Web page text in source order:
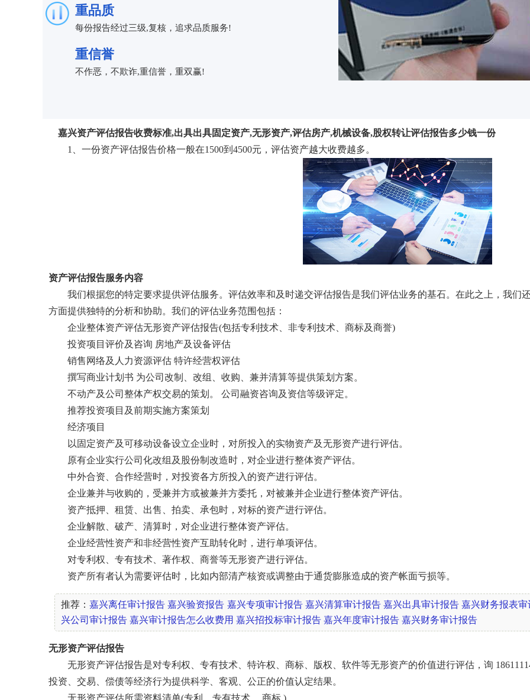
重品质
每份报告经过三级,复核，追求品质服务!
重信誉
不作恶，不欺诈,重信誉，重双赢!
嘉兴资产评估报告收费标准,出具出具固定资产,无形资产,评估房产,机械设备,股权转让评估报告多少钱一份
1、一份资产评估报告价格一般在1500到4500元，评估资产越大收费越多。
资产评估报告服务内容
我们根据您的特定要求提供评估服务。评估效率和及时递交评估报告是我们评估业务的基石。在此之上，我们
方面提供独特的分析和协助。我们的评估业务范围包括：
企业整体资产评估无形资产评估报告(包括专利技术、非专利技术、商标及商誉)
投资项目评价及咨询 房地产及设备评估
销售网络及人力资源评估 特许经营权评估
撰写商业计划书 为公司改制、改组、收购、兼并清算等提供策划方案。
不动产及公司整体产权交易的策划。 公司融资咨询及资信等级评定。
推荐投资项目及前期实施方案策划
经济项目
以固定资产及可移动设备设立企业时，对所投入的实物资产及无形资产进行评估。
原有企业实行公司化改组及股份制改造时，对企业进行整体资产评估。
中外合资、合作经营时，对投资各方所投入的资产进行评估。
企业兼并与收购的，受兼并方或被兼并方委托，对被兼并企业进行整体资产评估。
资产抵押、租赁、出售、拍卖、承包时，对标的资产进行评估。
企业解散、破产、清算时，对企业进行整体资产评估。
企业经营性资产和非经营性资产互助转化时，进行单项评估。
对专利权、专有技术、著作权、商誉等无形资产进行评估。
资产所有者认为需要评估时，比如内部清产核资或调整由于通货膨胀造成的资产帐面亏损等。
推荐：嘉兴离任审计报告 嘉兴验资报告 嘉兴专项审计报告 嘉兴清算审计报告 嘉兴出具审计报告 嘉兴财务报表
兴公司审计报告 嘉兴审计报告怎么收费用 嘉兴招投标审计报告 嘉兴年度审计报告 嘉兴财务审计报告
无形资产评估报告
无形资产评估报告是对专利权、专有技术、特许权、商标、版权、软件等无形资产的价值进行评估，询
投资、交易、偿债等经济行为提供科学、客观、公正的价值认定结果。
无形资产评估所需资料清单(专利、专有技术、 商标 )